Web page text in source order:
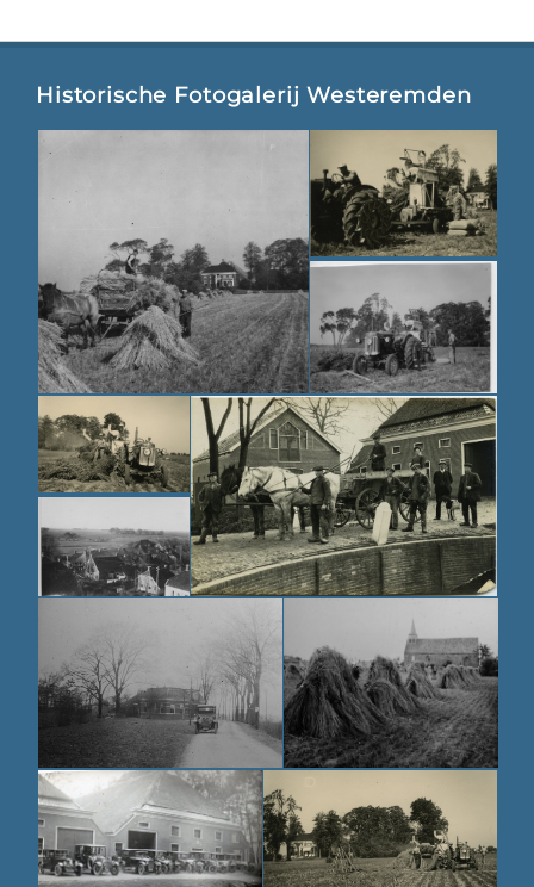
Historische Fotogalerij Westeremden